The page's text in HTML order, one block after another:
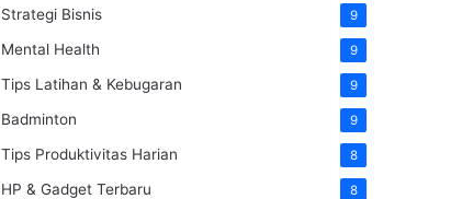
Strategi Bisnis 9
Mental Health 9
Tips Latihan & Kebugaran 9
Badminton 9
Tips Produktivitas Harian 8
HP & Gadget Terbaru 8